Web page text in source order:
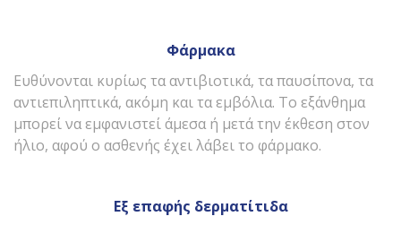
Φάρμακα
Ευθύνονται κυρίως τα αντιβιοτικά, τα παυσίπονα, τα
αντιεπιληπτικά, ακόμη και τα εμβόλια. Το εξάνθημα
μπορεί να εμφανιστεί άμεσα ή μετά την έκθεση στον
ήλιο, αφού ο ασθενής έχει λάβει το φάρμακο.
Εξ επαφής δερματίτιδα